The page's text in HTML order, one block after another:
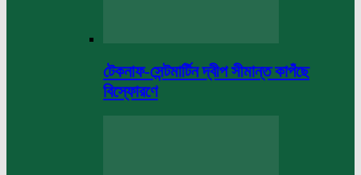
টেকনাফ-সেন্টমার্টিন দ্বীপ সীমান্ত কাপঁছে
বিস্ফোরণে